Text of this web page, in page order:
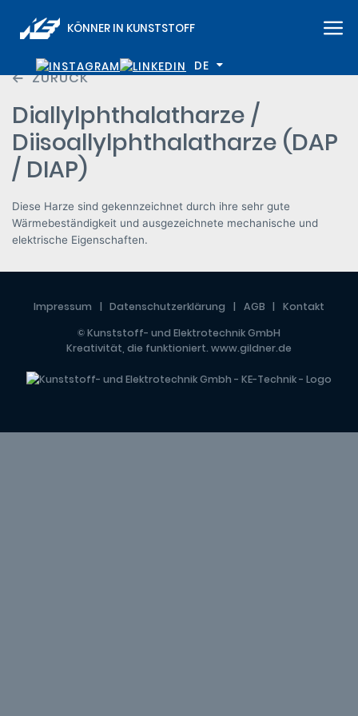
KÖNNER IN KUNSTSTOFF
DE
ZURÜCK
Diallylphthalatharze /
Diisoallylphthalatharze (DAP
/ DIAP)
Diese Harze sind gekennzeichnet durch ihre sehr gute
Wärmebeständigkeit und ausgezeichnete mechanische und
elektrische Eigenschaften.
Impressum Datenschutzerklärung AGB
Kontakt
© Kunststoff- und Elektrotechnik GmbH
Kreativität, die funktioniert. www.gildner.de